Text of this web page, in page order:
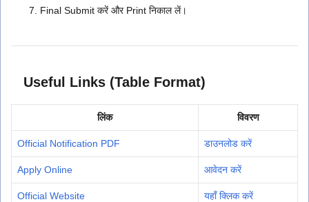
Final Submit करें और Print निकाल लें।
Useful Links (Table Format)
लिंक विवरण
Official Notification PDF डाउनलोड करें
Apply Online आवेदन करें
Official Website यहाँ क्लिक करें